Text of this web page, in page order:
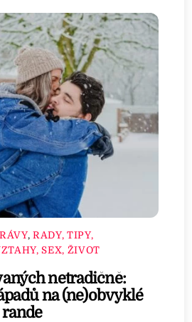
, RADY, TIPY,
SEX, ŽIVOT
netradičně:
na (ne)obvyklé